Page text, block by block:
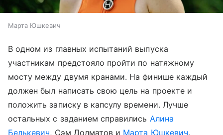
Марта Юшкевич
В одном из главных испытаний выпуска
участникам предстояло пройти по натяжному
мосту между двумя кранами. На финише каждый
должен был написать свою цель на проекте и
положить записку в капсулу времени. Лучше
остальных с заданием справились Алина
Белькевич, Сэм Долматов и Марта Юшкевич.